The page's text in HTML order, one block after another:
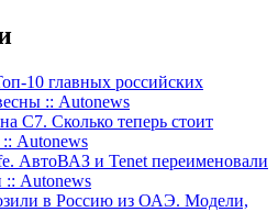
10 главных российских
:: Autonews
C7. Сколько теперь стоит
:: Autonews
АвтоВАЗ и Tenet переименовали
Autonews
в Россию из ОАЭ. Модели,